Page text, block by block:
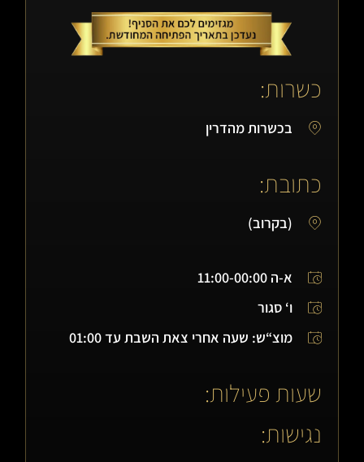
כשרות:
בכשרות מהדרין
כתובת:
(בקרוב)
א-ה 11:00-00:00
ו‘ סגור
מוצ“ש: שעה אחרי צאת השבת עד 01:00
שעות פעילות:
נגישות: